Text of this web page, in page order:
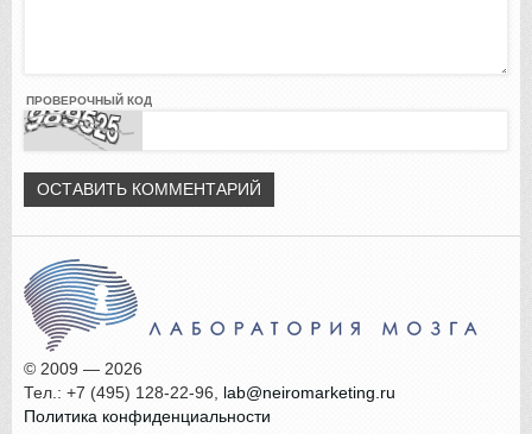
ПРОВЕРОЧНЫЙ КОД
© 2009 — 2026
Тел.: +7 (495) 128-22-96, lab@neiromarketing.ru
Политика конфиденциальности